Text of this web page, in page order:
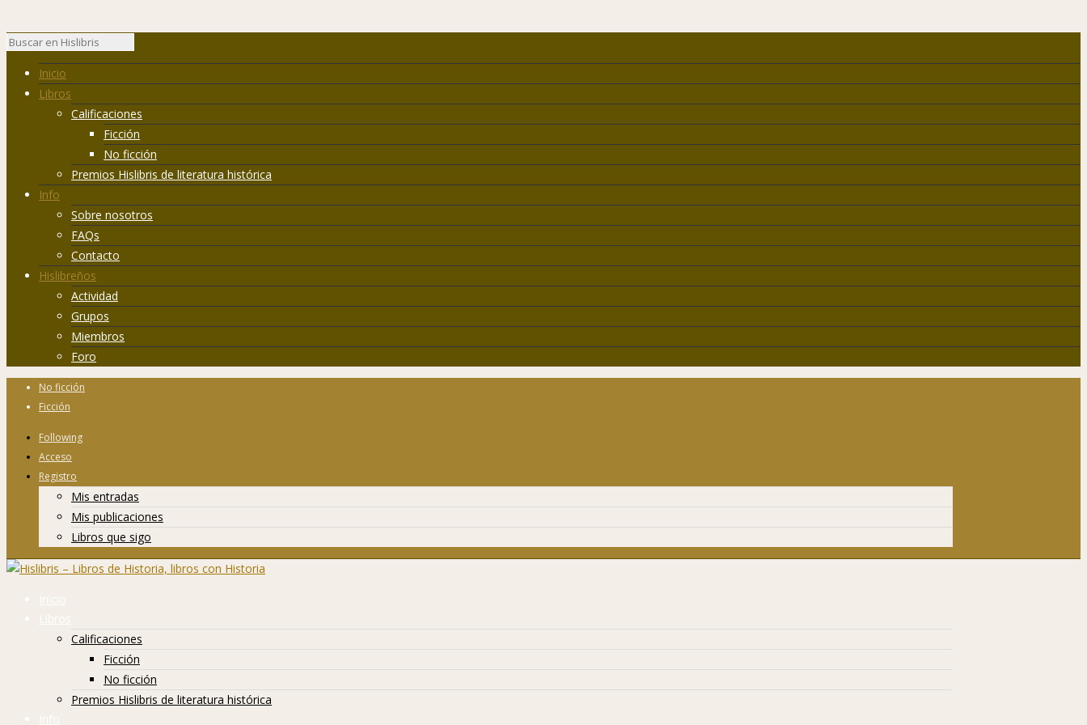
Inicio
Libros
Calificaciones
Ficción
No ficción
Premios Hislibris de literatura histórica
Info
Sobre nosotros
FAQs
Contacto
Hislibreños
Actividad
Grupos
Miembros
Foro
No ficción
Ficción
Following
Acceso
Registro
Mis entradas
Mis publicaciones
Libros que sigo
Inicio
Libros
Calificaciones
Ficción
No ficción
Premios Hislibris de literatura histórica
Info